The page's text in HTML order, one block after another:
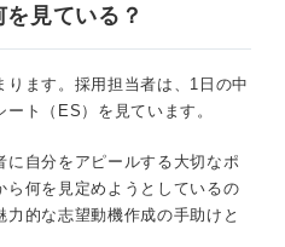
見ている？
ます。採用担当者は、1日の中
ト（ES）を見ています。
自分をアピールする大切なポ
ら何を見定めようとしているの
的な志望動機作成の手助けと